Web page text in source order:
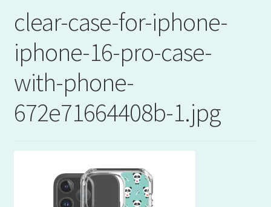
clear-case-for-iphone-
iphone-16-pro-case-
with-phone-
672e71664408b-1.jpg